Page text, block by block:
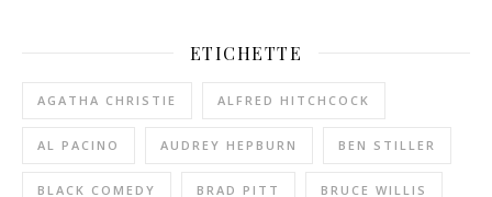
ETICHETTE
AGATHA CHRISTIE ALFRED HITCHCOCK
AL PACINO AUDREY HEPBURN BEN STILLER
BLACK COMEDY BRAD PITT BRUCE WILLIS